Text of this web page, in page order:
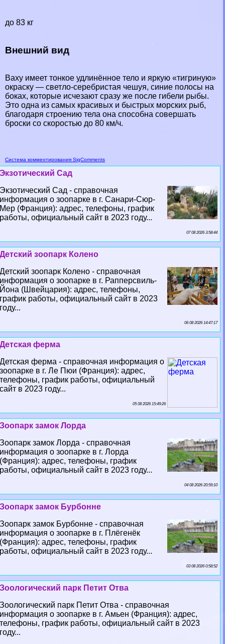
до 83 кг
Внешний вид
Ваху имеет тонкое удлинённое тело и яркую «тигриную»
окраску — светло-серебристая чешуя, синие полосы на
боках, которые исчезают сразу же после гибели рыбы.
Это одна из самых красивых и быстрых морских рыб,
благодаря строению тела она способна совершать
броски со скоростью до 80 км/ч.
Система комментирования SigComments
Экзотический Сад
Экзотический Сад - справочная
информация о зоопарке в г. Санари-Сюр-
Мер (Франция): адрес, телефоны, график
работы, официальный сайт в 2023 году...
07 08 2026 3:58:44
Детский зоопарк Колено
Детский зоопарк Колено - справочная
информация о зоопарке в г. Рапперсвиль-
Йона (Швейцария): адрес, телефоны,
график работы, официальный сайт в 2023
году...
06 08 2026 14:47:17
Детская ферма
Детская ферма - справочная информация о
зоопарке в г. Ле Пюи (Франция): адрес,
телефоны, график работы, официальный
сайт в 2023 году...
05 08 2026 15:49:26
Зоопарк замок Лорда
Зоопарк замок Лорда - справочная
информация о зоопарке в г. Лорда
(Франция): адрес, телефоны, график
работы, официальный сайт в 2023 году...
04 08 2026 20:59:10
Зоопарк замок Бурбонне
Зоопарк замок Бурбонне - справочная
информация о зоопарке в г. Плёгенёк
(Франция): адрес, телефоны, график
работы, официальный сайт в 2023 году...
03 08 2026 0:58:52
Зоологический парк Петит Отва
Зоологический парк Петит Отва - справочная
информация о зоопарке в г. Амьен (Франция): адрес,
телефоны, график работы, официальный сайт в 2023
году...